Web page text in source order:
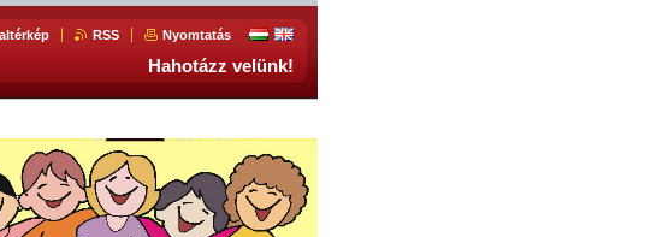
RSS Nyomtatás
Hahotázz velünk!